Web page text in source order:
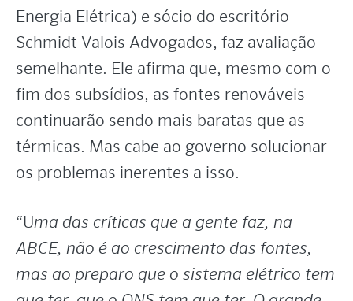
Energia Elétrica) e sócio do escritório
Schmidt Valois Advogados, faz avaliação
semelhante. Ele afirma que, mesmo com o
fim dos subsídios, as fontes renováveis
continuarão sendo mais baratas que as
térmicas. Mas cabe ao governo solucionar
os problemas inerentes a isso.
“Uma das críticas que a gente faz, na
ABCE, não é ao crescimento das fontes,
mas ao preparo que o sistema elétrico tem